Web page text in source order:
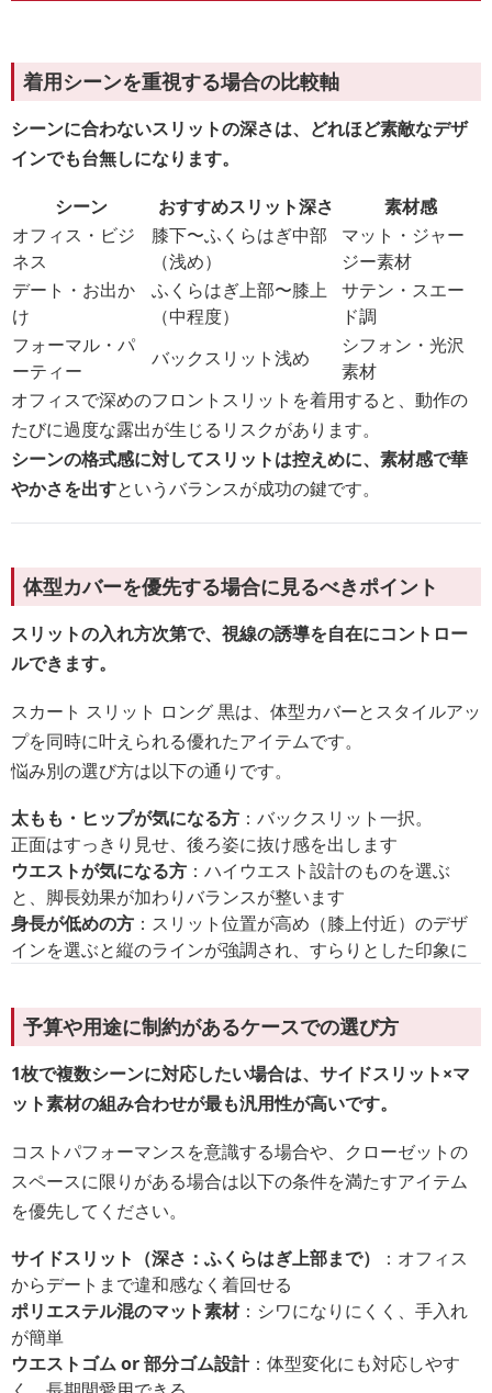
着用シーンを重視する場合の比較軸
シーンに合わないスリットの深さは、どれほど素敵なデザ
インでも台無しになります。
シーン
おすすめスリット深さ
素材感
オフィス・ビジ
ネス
膝下〜ふくらはぎ中部
（浅め）
マット・ジャー
ジー素材
デート・お出か
け
ふくらはぎ上部〜膝上
（中程度）
サテン・スエー
ド調
フォーマル・パ
ーティー
バックスリット浅め
シフォン・光沢
素材
オフィスで深めのフロントスリットを着用すると、動作の
たびに過度な露出が生じるリスクがあります。
シーンの格式感に対してスリットは控えめに、素材感で華
やかさを出すというバランスが成功の鍵です。
体型カバーを優先する場合に見るべきポイント
スリットの入れ方次第で、視線の誘導を自在にコントロー
ルできます。
スカート スリット ロング 黒は、体型カバーとスタイルアッ
プを同時に叶えられる優れたアイテムです。
悩み別の選び方は以下の通りです。
太もも・ヒップが気になる方 ：バックスリット一択。
正面はすっきり見せ、後ろ姿に抜け感を出します
ウエストが気になる方 ：ハイウエスト設計のものを選ぶ
と、脚長効果が加わりバランスが整います
身長が低めの方 ：スリット位置が高め（膝上付近）のデザ
インを選ぶと縦のラインが強調され、すらりとした印象に
予算や用途に制約があるケースでの選び方
1枚で複数シーンに対応したい場合は、サイドスリット×マ
ット素材の組み合わせが最も汎用性が高いです。
コストパフォーマンスを意識する場合や、クローゼットの
スペースに限りがある場合は以下の条件を満たすアイテム
を優先してください。
サイドスリット（深さ：ふくらはぎ上部まで）
：オフィス
からデートまで違和感なく着回せる
ポリエステル混のマット素材：シワになりにくく、手入れ
が簡単
ウエストゴム or 部分ゴム設計：体型変化にも対応しやす